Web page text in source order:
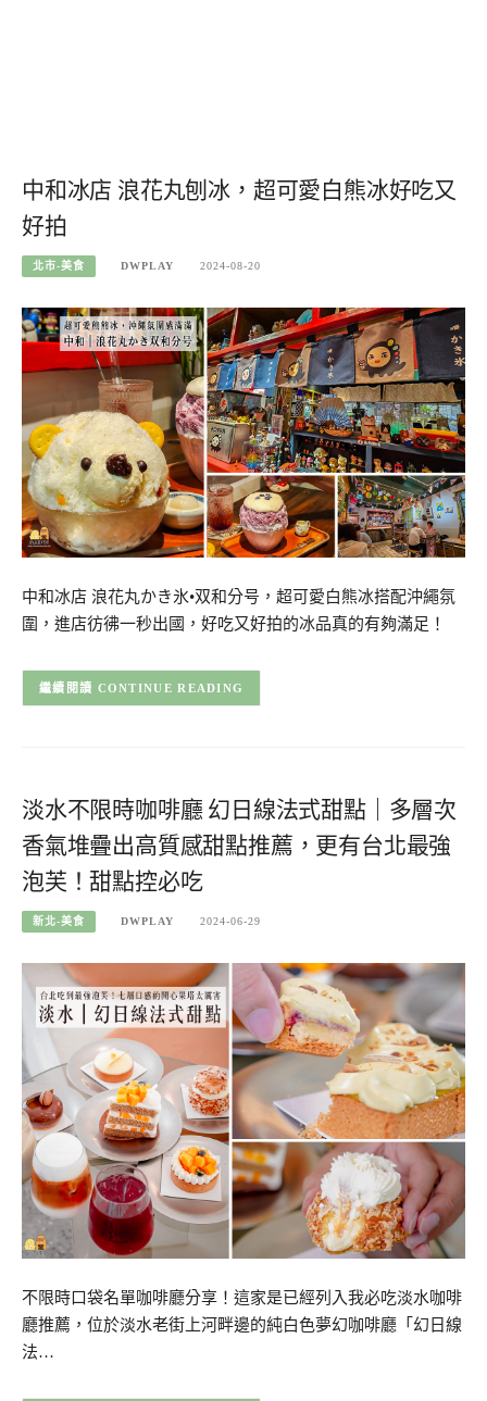
中和冰店 浪花丸刨冰，超可愛白熊冰好吃又
好拍
北市-美食 DWPLAY 2024-08-20
中和冰店 浪花丸かき氷•双和分号，超可愛白熊冰搭配沖繩氛
圍，進店彷彿一秒出國，好吃又好拍的冰品真的有夠滿足！
CONTINUE READING
淡水不限時咖啡廳 幻日線法式甜點｜多層次
香氣堆疊出高質感甜點推薦，更有台北最強
泡芙！甜點控必吃
新北-美食 DWPLAY 2024-06-29
不限時口袋名單咖啡廳分享！這家是已經列入我必吃淡水咖啡
廳推薦，位於淡水老街上河畔邊的純白色夢幻咖啡廳「幻日線
法…